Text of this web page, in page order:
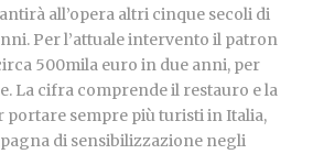
all’opera altri cinque secoli di
Per l’attuale intervento il patron
500mila euro in due anni, per
La cifra comprende il restauro e la
portare sempre più turisti in Italia,
di sensibilizzazione negli